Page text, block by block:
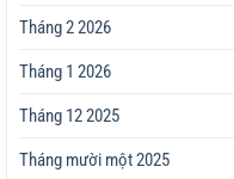
Tháng 2 2026
Tháng 1 2026
Tháng 12 2025
Tháng mười một 2025